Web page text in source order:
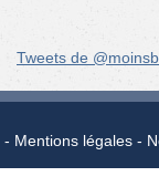
Tweets de
Mentions légales